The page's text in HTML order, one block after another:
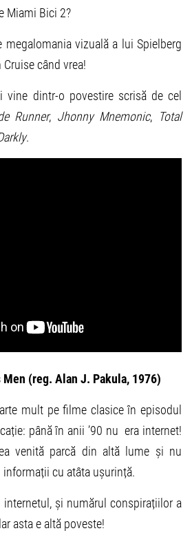
Miami Bici 2?
megalomania vizuală a lui Spielberg
când vrea!
vine dintr-o povestire scrisă de cel
Runner, Jhonny Mnemonic, Total
.
Men (reg. Alan J. Pakula, 1976)
mult pe filme clasice în episodul
până în anii ’90 nu era internet!
venită parcă din altă lume și nu
cu atâta ușurință.
internetul, și numărul conspirațiilor a
asta e altă poveste!